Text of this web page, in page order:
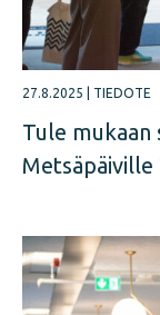
27.8.2025 TIEDOTE
Tule mukaan
Metsäpäiville